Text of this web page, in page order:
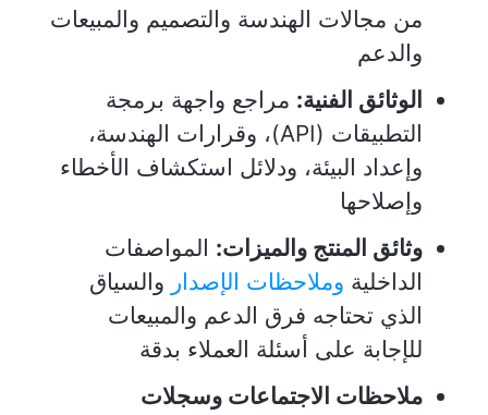
من مجالات الهندسة والتصميم والمبيعات
والدعم
الوثائق الفنية: مراجع واجهة برمجة
التطبيقات (API)، وقرارات الهندسة،
وإعداد البيئة، ودلائل استكشاف الأخطاء
وإصلاحها
وثائق المنتج والميزات: المواصفات
الداخلية وملاحظات الإصدار والسياق
الذي تحتاجه فرق الدعم والمبيعات
للإجابة على أسئلة العملاء بدقة
ملاحظات الاجتماعات وسجلات